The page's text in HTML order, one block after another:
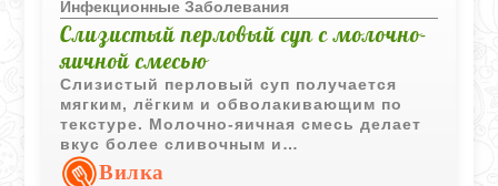
Инфекционные Заболевания
Слизистый перловый суп с молочно-
яичной смесью
Слизистый перловый суп получается
мягким, лёгким и обволакивающим по
текстуре. Молочно-яичная смесь делает
вкус более сливочным и
сбалансированным.
Вилка